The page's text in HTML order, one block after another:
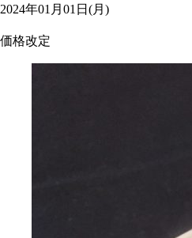
2024年01月01日(月)
価格改定